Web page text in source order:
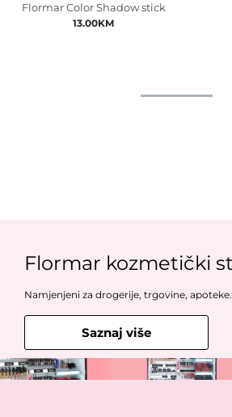
Flormar Color Shadow stick
13.00KM
Flormar kozmetički
Namjenjeni za drogerije, trgovine,
Saznaj više